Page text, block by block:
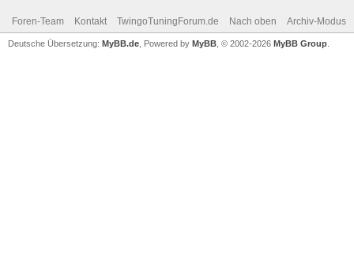
Foren-Team Kontakt TwingoTuningForum.de Nach oben Archiv-Modus
Deutsche Übersetzung: MyBB.de , Powered by MyBB , © 2002-2026 MyBB Group